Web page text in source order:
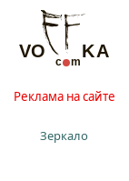
Реклама на сайте
Зеркало